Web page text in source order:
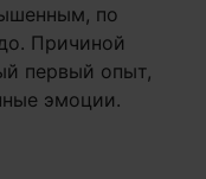
по
Причиной
первый опыт,
эмоции.